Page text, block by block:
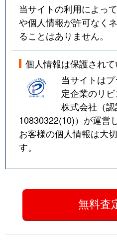
当サイトの利用によっ
や個人情報が許可なく
ることはありません。
個人情報は保護され
当サイトは
定企業のリ
株式会社（認
10830322(10)）が運営
お客様の個人情報は大
す。